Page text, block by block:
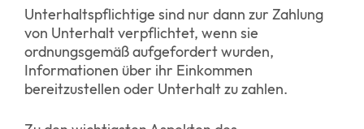
Unterhaltspflichtige sind nur dann zur Zahlung
von Unterhalt verpflichtet, wenn sie
ordnungsgemäß aufgefordert wurden,
Informationen über ihr Einkommen
bereitzustellen oder Unterhalt zu zahlen.